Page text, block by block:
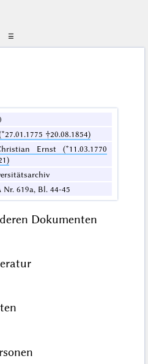
☰
†20.08.1854)
Ernst (*11.03.1770
Nr. 619a, Bl. 44-45
Dokumenten